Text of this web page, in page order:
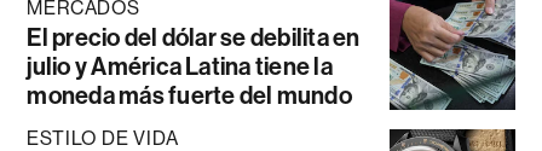
MERCADOS
El precio del dólar se debilita en
julio y América Latina tiene la
moneda más fuerte del mundo
ESTILO DE VIDA